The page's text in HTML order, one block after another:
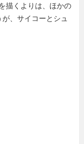
描くよりは、ほかの
、サイコーとシュ